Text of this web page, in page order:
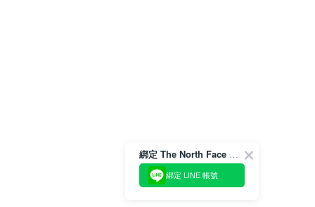
綁定 The North Face 官方會員
綁定 LINE 帳號